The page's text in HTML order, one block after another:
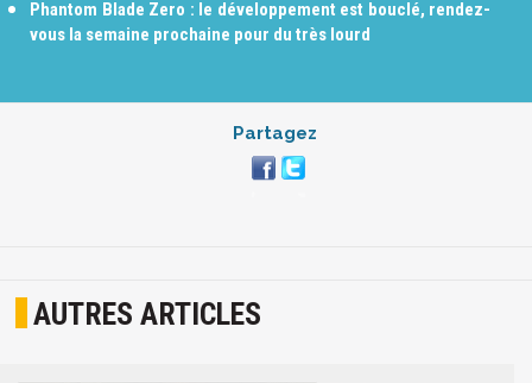
Phantom Blade Zero : le développement est bouclé, rendez-
vous la semaine prochaine pour du très lourd
Partagez
AUTRES ARTICLES